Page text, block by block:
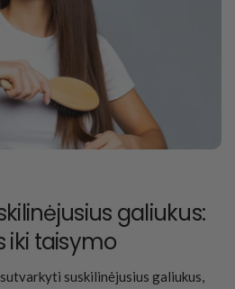
galiukus:
iki taisymo
suskilinėjusius galiukus,